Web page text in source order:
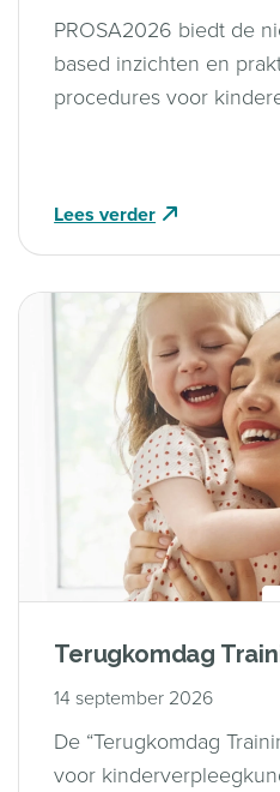
PROSA2026 biedt de
based inzichten en
procedures voor
Lees verder
Terugkomdag
14 september 2026
De “Terugkomdag
voor